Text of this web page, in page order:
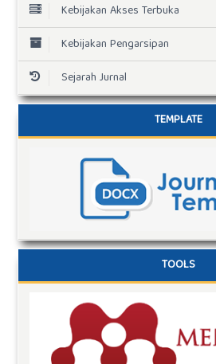
Kebijakan Akses Terbuka
Kebijakan Pengarsipan
Sejarah Jurnal
TEMPLATE
TOOLS